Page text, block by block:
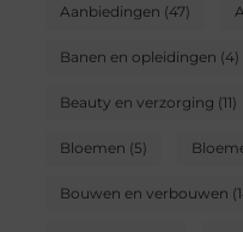
Aanbiedingen (47)
Banen en opleidingen (4)
Beauty en verzorging (11)
Bloemen (5)
Bouwen en verbouwen